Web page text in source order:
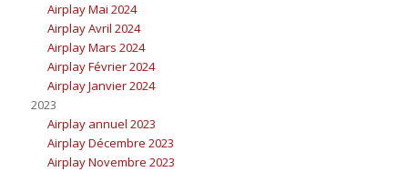
Airplay Mai 2024
Airplay Avril 2024
Airplay Mars 2024
Airplay Février 2024
Airplay Janvier 2024
2023
Airplay annuel 2023
Airplay Décembre 2023
Airplay Novembre 2023